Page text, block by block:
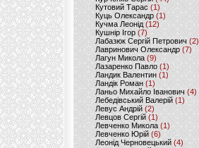
Кутовий Тарас (1)
Куць Олександр (1)
Кучма Леонід (12)
Кушнір Ігор(7)
Лабазюк Сергій Петрович (2)
Лавринович Олександр(7)
Лагун Микола(9)
Лазаренко Павло (1)
Ландик Валентин (1)
Ландік Роман (1)
Ланьо Михайло Іванович(4)
Лебедівський Валерій(1)
Левус Андрій(2)
Левцов Сергій (1)
Левченко Микола (1)
Левченко Юрій (6)
Леонід Черновецький (4)